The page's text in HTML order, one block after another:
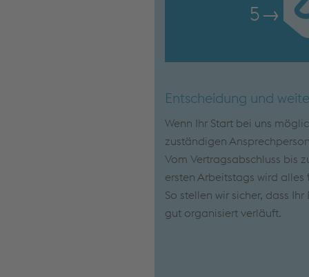
5→
Entscheidung und
Wenn Ihr Start bei uns
zuständigen
Vom Vertragsabschluss bis
ersten Arbeitstags wird
So stellen wir sicher, dass
gut organisiert verläuft.